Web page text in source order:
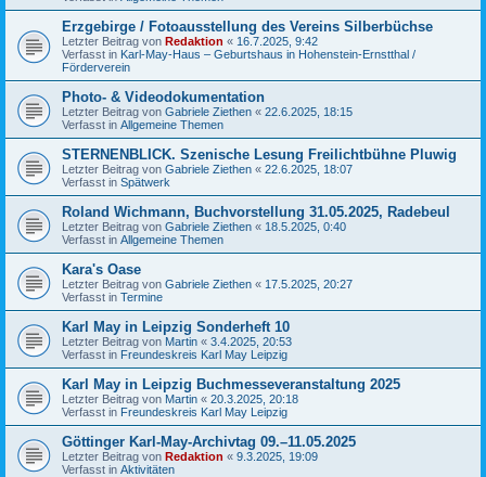
Erzgebirge / Fotoausstellung des Vereins Silberbüchse
Letzter Beitrag von Redaktion « 16.7.2025, 9:42
Verfasst in Karl-May-Haus – Geburtshaus in Hohenstein-Ernstthal /
Förderverein
Photo- & Videodokumentation
Letzter Beitrag von Gabriele Ziethen « 22.6.2025, 18:15
Verfasst in Allgemeine Themen
STERNENBLICK. Szenische Lesung Freilichtbühne Pluwig
Letzter Beitrag von Gabriele Ziethen « 22.6.2025, 18:07
Verfasst in Spätwerk
Roland Wichmann, Buchvorstellung 31.05.2025, Radebeul
Letzter Beitrag von Gabriele Ziethen « 18.5.2025, 0:40
Verfasst in Allgemeine Themen
Kara's Oase
Letzter Beitrag von Gabriele Ziethen « 17.5.2025, 20:27
Verfasst in Termine
Karl May in Leipzig Sonderheft 10
Letzter Beitrag von Martin « 3.4.2025, 20:53
Verfasst in Freundeskreis Karl May Leipzig
Karl May in Leipzig Buchmesseveranstaltung 2025
Letzter Beitrag von Martin « 20.3.2025, 20:18
Verfasst in Freundeskreis Karl May Leipzig
Göttinger Karl-May-Archivtag 09.–11.05.2025
Letzter Beitrag von Redaktion « 9.3.2025, 19:09
Verfasst in Aktivitäten